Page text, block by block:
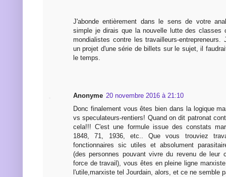
J'abonde entièrement dans le sens de votre
simple je dirais que la nouvelle lutte des classes
mondialistes contre les travailleurs-entrepreneurs.
un projet d'une série de billets sur le sujet, il
le temps.
Anonyme 20 novembre 2016 à 21:10
Donc finalement vous êtes bien dans la logique
vs speculateurs-rentiers! Quand on dit patronat
cela!!! C'est une formule issue des constats
1848, 71, 1936, etc.. Que vous trouviez
fonctionnaires sic utiles et absolument
(des personnes pouvant vivre du revenu de leur
force de travail), vous êtes en pleine ligne
l'utile,marxiste tel Jourdain, alors, et ce ne semble